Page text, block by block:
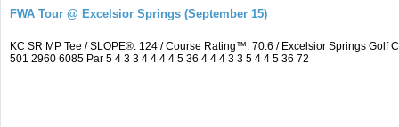
FWA Tour @ Excelsior Springs (September 15)
KC SR MP Tee / SLOPE®: 124 / Course Rating™: 70.6 / Excelsior Springs
501 2960 6085 Par 5 4 3 3 4 4 4 4 5 36 4 4 4 3 3 5 4 4 5 36 72